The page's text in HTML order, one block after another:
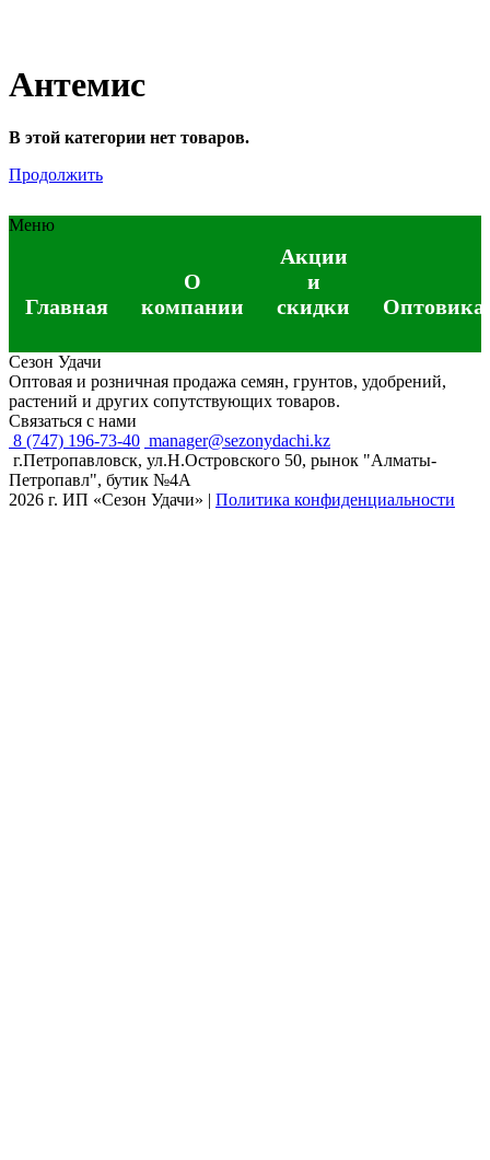
Антемис
В этой категории нет товаров.
Продолжить
Меню
Главная
О
компании
Акции
и
скидки
Сезон Удачи
Оптовая и розничная продажа семян, грунтов, удобрений,
растений и других сопутствующих товаров.
Связаться с нами
8 (747) 196-73-40 manager@sezonydachi.kz
г.Петропавловск, ул.Н.Островского 50, рынок "Алматы-
Петропавл", бутик №4A
2026 г. ИП «Сезон Удачи» | Политика конфиденциальности